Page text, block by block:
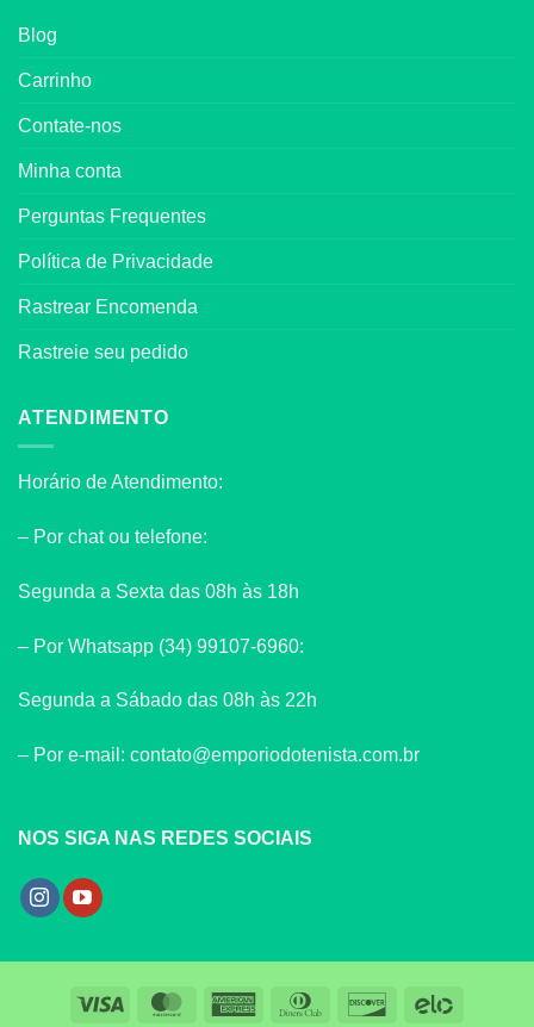
Blog
Carrinho
Contate-nos
Minha conta
Perguntas Frequentes
Política de Privacidade
Rastrear Encomenda
Rastreie seu pedido
ATENDIMENTO
Horário de Atendimento:
– Por chat ou telefone:
Segunda a Sexta das 08h às 18h
– Por Whatsapp (34) 99107-6960:
Segunda a Sábado das 08h às 22h
– Por e-mail: contato@emporiodotenista.com.br
NOS SIGA NAS REDES SOCIAIS
Visa MasterCardAmerican
Dinners
Discover